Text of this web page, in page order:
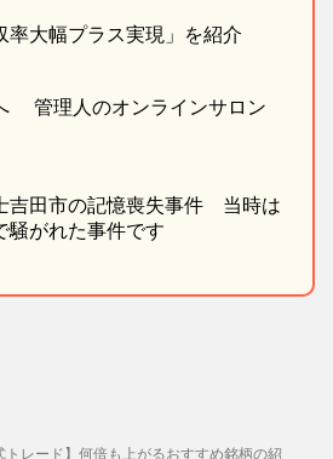
率大幅プラス実現」を紹介
管理人のオンラインサロン
吉田市の記憶喪失事件 当時は
騒がれた事件です
トレード】何倍も上がるおすすめ銘柄の紹